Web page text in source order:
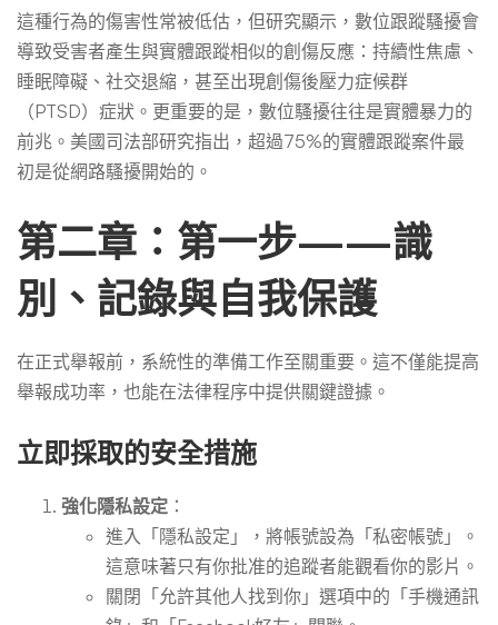
這種行為的傷害性常被低估，但研究顯示，數位跟蹤騷擾會
導致受害者產生與實體跟蹤相似的創傷反應：持續性焦慮、
睡眠障礙、社交退縮，甚至出現創傷後壓力症候群
（PTSD）症狀。更重要的是，數位騷擾往往是實體暴力的
前兆。美國司法部研究指出，超過75%的實體跟蹤案件最
初是從網路騷擾開始的。
第二章：第一步——識
別、記錄與自我保護
在正式舉報前，系統性的準備工作至關重要。這不僅能提高
舉報成功率，也能在法律程序中提供關鍵證據。
立即採取的安全措施
強化隱私設定 ：
進入「隱私設定」，將帳號設為「私密帳號」。
這意味著只有你批准的追蹤者能觀看你的影片。
關閉「允許其他人找到你」選項中的「手機通訊